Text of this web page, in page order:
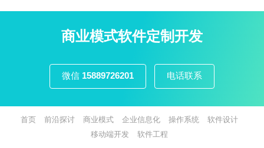
分
商业模式软件定制开发
微信 15889726201 电话联系
首页 前沿探讨 商业模式 企业信息化 操作系统
软件设计
移动端开发
软件工程